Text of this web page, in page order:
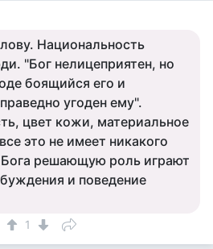
Национальность
"Бог нелицеприятен, но
боящийся его и
угоден ему".
цвет кожи, материальное
это не имеет никакого
Бога решающую роль играют
и поведение
1